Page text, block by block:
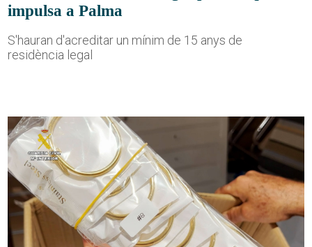
impulsa a Palma
S'hauran d'acreditar un mínim de 15 anys de
residència legal